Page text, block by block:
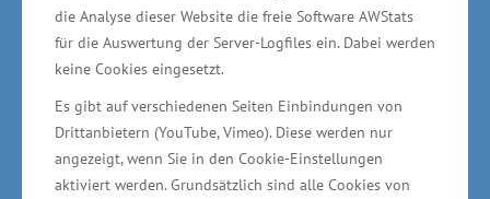
die Analyse dieser Website die freie Software AWStats
für die Auswertung der Server-Logfiles ein. Dabei werden
keine Cookies eingesetzt.
Es gibt auf verschiedenen Seiten Einbindungen von
Drittanbietern (YouTube, Vimeo). Diese werden nur
angezeigt, wenn Sie in den Cookie-Einstellungen
aktiviert werden. Grundsätzlich sind alle Cookies von
Finalisten Unternehmensentwicklung
Kevin Friedersdorf, Martin Klemkow,
MANDARIN MEDIEN Gesellschaft für digitale
Lösungen mbH, Schwerin;